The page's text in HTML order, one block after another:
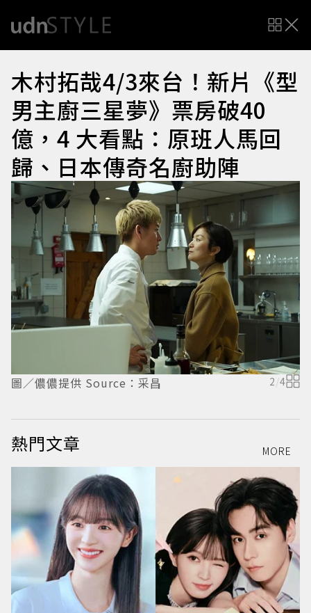
木村拓哉4/3來台！新片《型
男主廚三星夢》票房破40
億，4 大看點：原班人馬回
歸、日本傳奇名廚助陣
圖／儂儂提供 Source：采昌 2 /4
熱門文章 MORE